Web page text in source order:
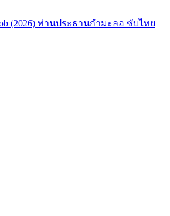
(2026) ท่านประธานกำมะลอ ซับไทย